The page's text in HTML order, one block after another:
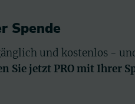
Spende
und kostenlos -
Sie jetzt PRO mit Ihrer